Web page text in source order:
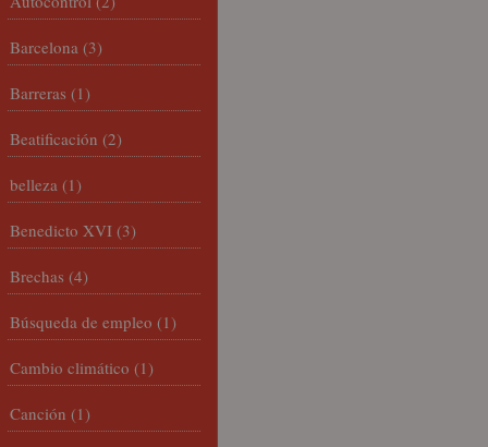
Barcelona (3)
Barreras (1)
Beatificación (2)
belleza (1)
Benedicto XVI (3)
Brechas (4)
Búsqueda de empleo (1)
Cambio climático (1)
Canción (1)